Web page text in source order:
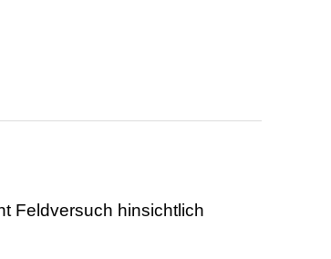
Feldversuch hinsichtlich